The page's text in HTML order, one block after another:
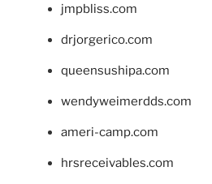
jmpbliss.com
drjorgerico.com
queensushipa.com
wendyweimerdds.com
ameri-camp.com
hrsreceivables.com